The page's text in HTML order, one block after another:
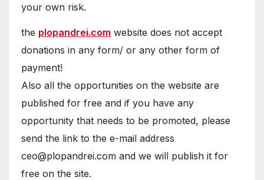
your own risk.
the plopandrei.com website does not accept
donations in any form/ or any other form of
payment!
Also all the opportunities on the website are
published for free and if you have any
opportunity that needs to be promoted, please
send the link to the e-mail address
ceo@plopandrei.com and we will publish it for
free on the site.